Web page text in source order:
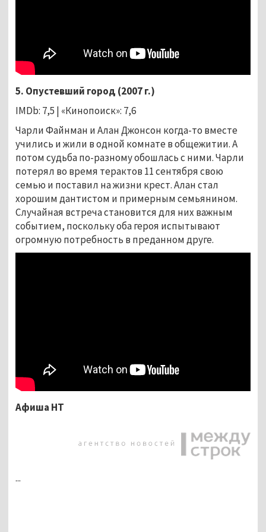
5. Опустевший город (2007 г.)
IMDb: 7,5 | «Кинопоиск»: 7,6
Чарли Файнман и Алан Джонсон когда-то вместе
учились и жили в одной комнате в общежитии. А
потом судьба по-разному обошлась с ними.Чарли
потерял во время терактов 11 сентября свою
семью и поставил на жизни крест. Алан стал
хорошим дантистом и примерным семьянином.
Случайная встреча становится для них важным
событием, поскольку оба героя испытывают
огромную потребность в преданном друге.
Афиша НТ
...